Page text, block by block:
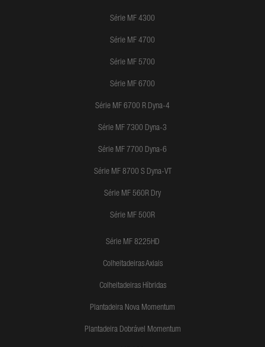
Série MF 4300
Série MF 4700
Série MF 5700
Série MF 6700
Série MF 6700 R Dyna-4
Série MF 7300 Dyna-3
Série MF 7700 Dyna-6
Série MF 8700 S Dyna-VT
Série MF 560R Dry
Série MF 500R
Série MF 8225HD
Colheitadeiras Axiais
Colheitadeiras Híbridas
Plantadeira Nova Momentum
Plantadeira Dobrável Momentum